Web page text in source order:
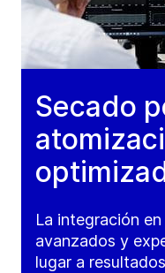
Secado
La integración
avanzados y
lugar a